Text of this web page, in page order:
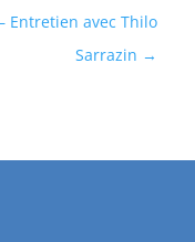
Entretien avec Thilo
Sarrazin